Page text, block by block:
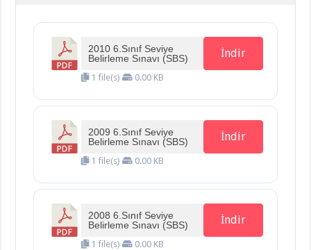
2010 6.Sınıf Seviye
Belirleme Sınavı (SBS)
1 file(s) 0.00 KB
İndir
2009 6.Sınıf Seviye
Belirleme Sınavı (SBS)
1 file(s) 0.00 KB
İndir
2008 6.Sınıf Seviye
Belirleme Sınavı (SBS)
1 file(s) 0.00 KB
İndir